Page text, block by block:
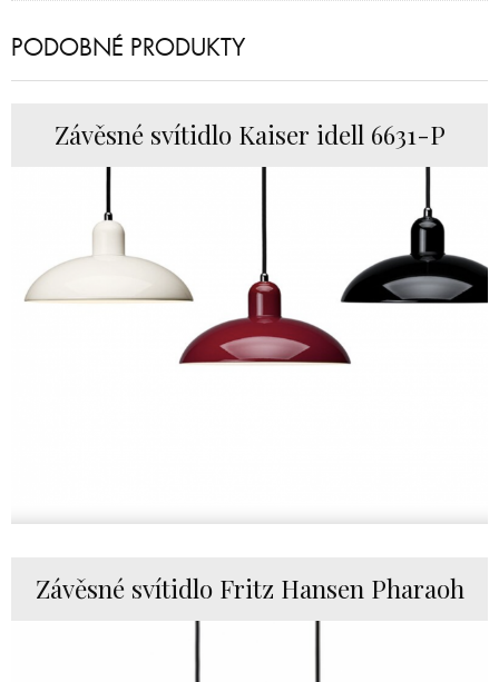
PODOBNÉ PRODUKTY
Závěsné svítidlo Kaiser idell 6631-P
Závěsné svítidlo Fritz Hansen Pharaoh